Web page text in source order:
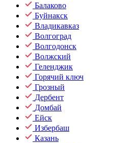
Балаково
Буйнакск
Владикавказ
Волгоград
Волгодонск
Волжский
Геленджик
Горячий ключ
Грозный
Дербент
Домбай
Ейск
Избербаш
Казань